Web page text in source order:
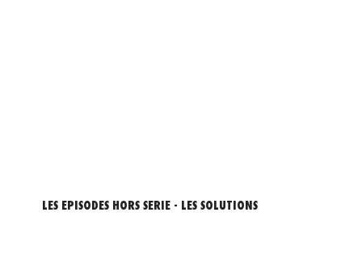
LES EPISODES HORS SERIE - LES SOLUTIONS